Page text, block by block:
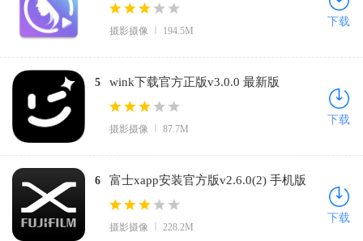
版
摄影摄像 194.5M
下载
5 wink下载官方正版v3.0.0 最新版
摄影摄像 87.7M
下载
6 富士xapp安装官方版v2.6.0(2) 手机版
摄影摄像 228.2M
下载